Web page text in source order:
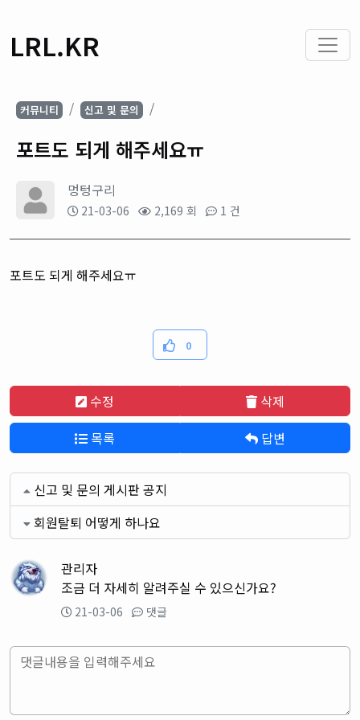
LRL.KR
커뮤니티 신고 및 문의
포트도 되게 해주세요ㅠ
멍텅구리
21-03-06 2,169 회 1 건
포트도 되게 해주세요ㅠ
0
수정
삭제
목록
답변
신고 및 문의 게시판 공지
회원탈퇴 어떻게 하나요
관리자
조금 더 자세히 알려주실 수 있으신가요?
21-03-06 댓글